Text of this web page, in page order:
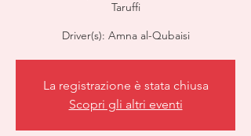
Taruffi
Driver(s): Amna al-Qubaisi
La registrazione è stata chiusa
Scopri gli altri eventi